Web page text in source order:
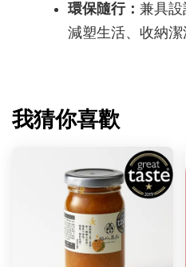
環保隨行： 兼具
減塑生活、收納潔
我猜你喜歡